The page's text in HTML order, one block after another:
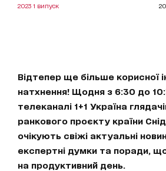
2023 1 випуск
Відтепер ще більше корисної
натхнення! Щодня з 6:30 до
телеканалі 1+1 Україна
ранкового проєкту країни
очікують свіжі актуальні
експертні думки та поради,
на продуктивний день.